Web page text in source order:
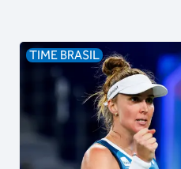
TIME BRASIL